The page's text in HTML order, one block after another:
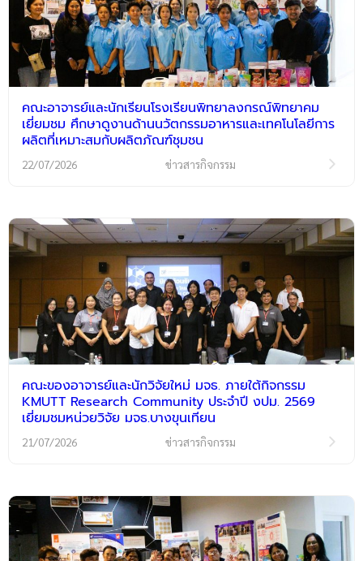
คณะอาจารย์และนักเรียนโรงเรียนพิทยาลงกรณ์พิทยาคม
เยี่ยมชม ศึกษาดูงานด้านนวัตกรรมอาหารและเทคโนโลยีการ
ผลิตที่เหมาะสมกับผลิตภัณฑ์ชุมชน
22/07/2026 ข่าวสารกิจกรรม
คณะของอาจารย์และนักวิจัยใหม่ มจธ. ภายใต้กิจกรรม
KMUTT Research Community ประจำปี งปม. 2569
เยี่ยมชมหน่วยวิจัย มจธ.บางขุนเทียน
21/07/2026 ข่าวสารกิจกรรม